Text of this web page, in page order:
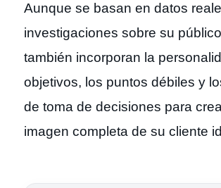
Aunque se basan en datos
investigaciones sobre su
también incorporan la
objetivos, los puntos débiles y
de toma de decisiones para
imagen completa de su cliente